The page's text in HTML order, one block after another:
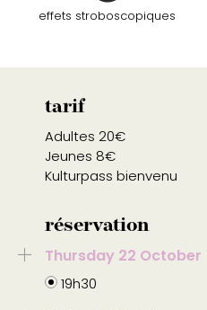
effets stroboscopiques
tarif
Adultes 20€
Jeunes 8€
Kulturpass bienvenu
réservation
Thursday 22 October
19h30